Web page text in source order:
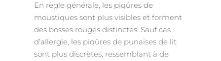
En règle générale, les piqûres de
moustiques sont plus visibles et forment
des bosses rouges distinctes. Sauf cas
d’allergie, les piqûres de punaises de lit
sont plus discrètes, ressemblant à de